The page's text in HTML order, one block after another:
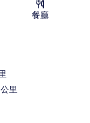
餐廳
里